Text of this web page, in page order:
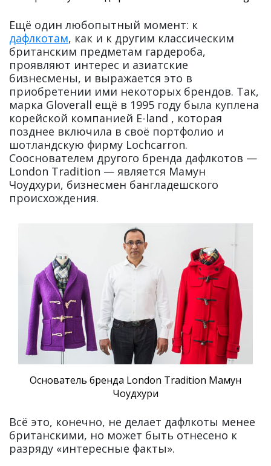
Ещё один любопытный момент: к
дафлкотам, как и к другим классическим
британским предметам гардероба,
проявляют интерес и азиатские
бизнесмены, и выражается это в
приобретении ими некоторых брендов. Так,
марка Gloverall ещё в 1995 году была куплена
корейской компанией E-land , которая
позднее включила в своё портфолио и
шотландскую фирму Lochcarron.
Сооснователем другого бренда дафлкотов —
London Tradition — является Мамун
Чоудхури, бизнесмен бангладешского
происхождения.
Основатель бренда London Tradition Мамун
Чоудхури
Всё это, конечно, не делает дафлкоты менее
британскими, но может быть отнесено к
разряду «интересные факты».